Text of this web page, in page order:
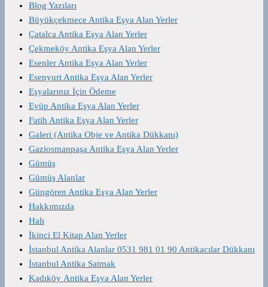
Blog Yazıları
Büyükçekmece Antika Eşya Alan Yerler
Çatalca Antika Eşya Alan Yerler
Çekmeköy Antika Eşya Alan Yerler
Esenler Antika Eşya Alan Yerler
Esenyurt Antika Eşya Alan Yerler
Eşyalarınız İçin Ödeme
Eyüp Antika Eşya Alan Yerler
Fatih Antika Eşya Alan Yerler
Galeri (Antika Obje ve Antika Dükkanı)
Gaziosmanpaşa Antika Eşya Alan Yerler
Gümüş
Gümüş Alanlar
Güngören Antika Eşya Alan Yerler
Hakkımızda
Halı
İkinci El Kitap Alan Yerler
İstanbul Antika Alanlar 0531 981 01 90 Antikacılar Dükkanı
İstanbul Antika Satmak
Kadıköy Antika Eşya Alan Yerler